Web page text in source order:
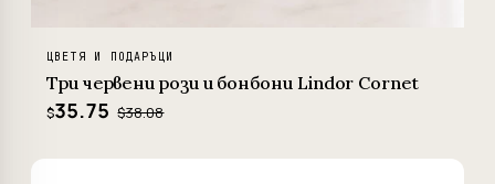
ЦВЕТЯ И ПОДАРЪЦИ
Три червени рози и бонбони Lindor Cornet
$35.75 $38.08